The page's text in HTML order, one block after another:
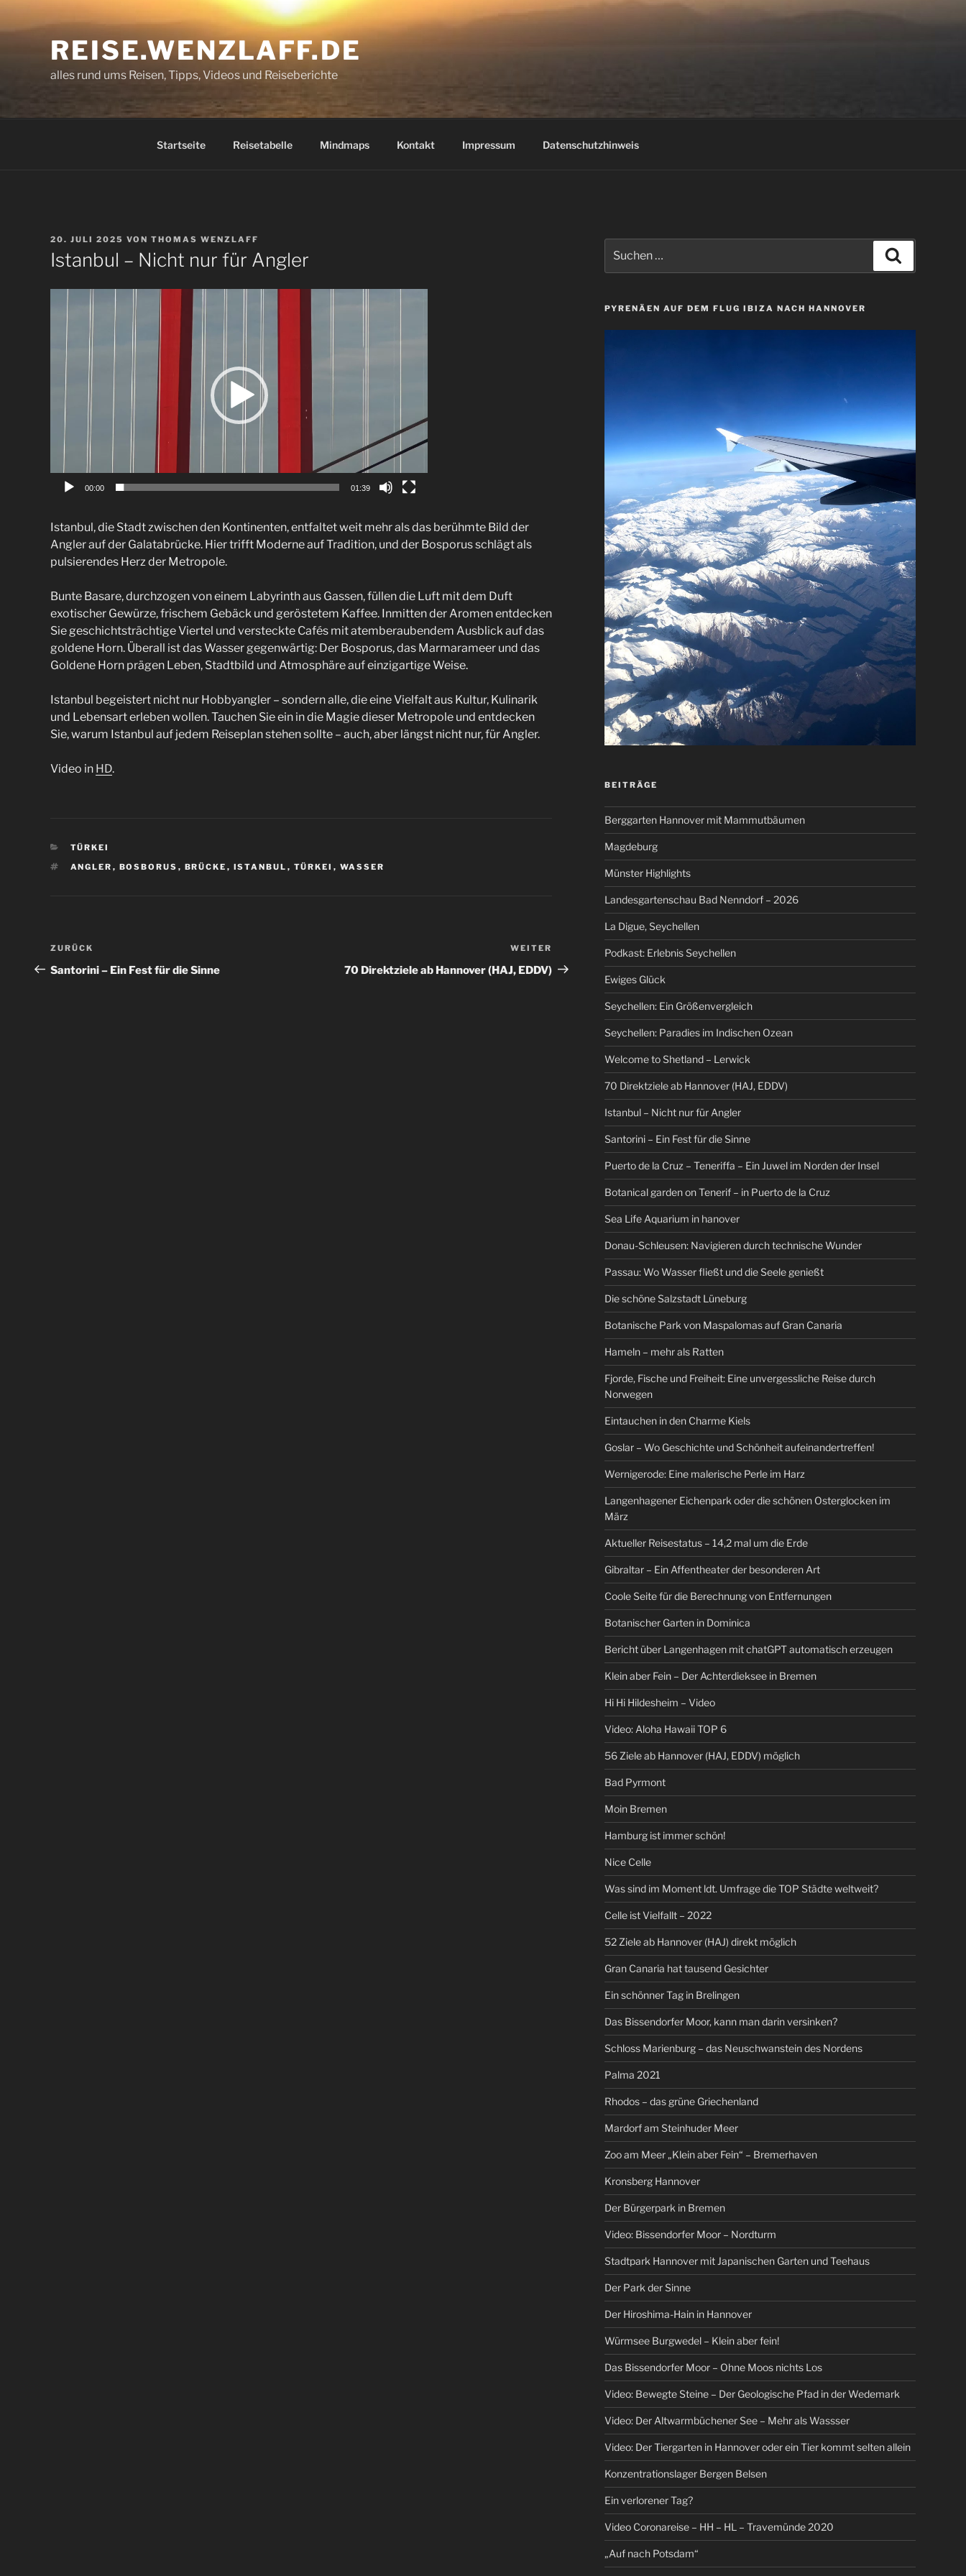
Inhalt
REISE.WENZLAFF.DE
alles rund ums Reisen, Tipps, Videos und Reiseberichte
Startseite Reisetabelle Mindmaps Kontakt Impressum Datenschutzhinweis
VERÖFFENTLICHT
AM
20. JULI 2025 VON THOMAS WENZLAFF
Istanbul – Nicht nur für Angler
Video-
00:00 01:39
Istanbul, die Stadt zwischen den Kontinenten, entfaltet weit mehr als das berühmte Bild der
Angler auf der Galatabrücke. Hier trifft Moderne auf Tradition, und der Bosporus schlägt als
pulsierendes Herz der Metropole.
Bunte Basare, durchzogen von einem Labyrinth aus Gassen, füllen die Luft mit dem Duft
exotischer Gewürze, frischem Gebäck und geröstetem Kaffee. Inmitten der Aromen entdecken
Sie geschichtsträchtige Viertel und versteckte Cafés mit atemberaubendem Ausblick auf das
goldene Horn. Überall ist das Wasser gegenwärtig: Der Bosporus, das Marmarameer und das
Goldene Horn prägen Leben, Stadtbild und Atmosphäre auf einzigartige Weise.
Istanbul begeistert nicht nur Hobbyangler – sondern alle, die eine Vielfalt aus Kultur, Kulinarik
und Lebensart erleben wollen. Tauchen Sie ein in die Magie dieser Metropole und entdecken
Sie, warum Istanbul auf jedem Reiseplan stehen sollte – auch, aber längst nicht nur, für Angler.
Video in HD.
KATEGORIEN
TÜRKEI
SCHLAGWÖRTER
ANGLER , BOSBORUS , BRÜCKE , ISTANBUL , TÜRKEI , WASSER
Beitragsnavigation
Vorheriger
Beitrag
ZURÜCK
Santorini – Ein Fest für die Sinne
Beitrag
WEITER
70 Direktziele ab Hannover (HAJ, EDDV)
nach:
PYRENÄEN AUF DEM FLUG IBIZA NACH HANNOVER
BEITRÄGE
Berggarten Hannover mit Mammutbäumen
Magdeburg
Münster Highlights
Landesgartenschau Bad Nenndorf – 2026
La Digue, Seychellen
Podkast: Erlebnis Seychellen
Ewiges Glück
Seychellen: Ein Größenvergleich
Seychellen: Paradies im Indischen Ozean
Welcome to Shetland – Lerwick
70 Direktziele ab Hannover (HAJ, EDDV)
Istanbul – Nicht nur für Angler
Santorini – Ein Fest für die Sinne
Puerto de la Cruz – Teneriffa – Ein Juwel im Norden der Insel
Botanical garden on Tenerif – in Puerto de la Cruz
Sea Life Aquarium in hanover
Donau-Schleusen: Navigieren durch technische Wunder
Passau: Wo Wasser fließt und die Seele genießt
Die schöne Salzstadt Lüneburg
Botanische Park von Maspalomas auf Gran Canaria
Hameln – mehr als Ratten
Fjorde, Fische und Freiheit: Eine unvergessliche Reise durch
Norwegen
Eintauchen in den Charme Kiels
Goslar – Wo Geschichte und Schönheit aufeinandertreffen!
Wernigerode: Eine malerische Perle im Harz
Langenhagener Eichenpark oder die schönen Osterglocken im
März
Aktueller Reisestatus – 14,2 mal um die Erde
Gibraltar – Ein Affentheater der besonderen Art
Coole Seite für die Berechnung von Entfernungen
Botanischer Garten in Dominica
Bericht über Langenhagen mit chatGPT automatisch erzeugen
Klein aber Fein – Der Achterdieksee in Bremen
Hi Hi Hildesheim – Video
Video: Aloha Hawaii TOP 6
56 Ziele ab Hannover (HAJ, EDDV) möglich
Bad Pyrmont
Moin Bremen
Hamburg ist immer schön!
Nice Celle
Was sind im Moment ldt. Umfrage die TOP Städte weltweit?
Celle ist Vielfallt – 2022
52 Ziele ab Hannover (HAJ) direkt möglich
Gran Canaria hat tausend Gesichter
Ein schönner Tag in Brelingen
Das Bissendorfer Moor, kann man darin versinken?
Schloss Marienburg – das Neuschwanstein des Nordens
Palma 2021
Rhodos – das grüne Griechenland
Mardorf am Steinhuder Meer
Zoo am Meer „Klein aber Fein“ – Bremerhaven
Kronsberg Hannover
Der Bürgerpark in Bremen
Video: Bissendorfer Moor – Nordturm
Stadtpark Hannover mit Japanischen Garten und Teehaus
Der Park der Sinne
Der Hiroshima-Hain in Hannover
Würmsee Burgwedel – Klein aber fein!
Das Bissendorfer Moor – Ohne Moos nichts Los
Video: Bewegte Steine – Der Geologische Pfad in der Wedemark
Video: Der Altwarmbüchener See – Mehr als Wassser
Video: Der Tiergarten in Hannover oder ein Tier kommt selten allein
Konzentrationslager Bergen Belsen
Ein verlorener Tag?
Video Coronareise – HH – HL – Travemünde 2020
„Auf nach Potsdam“